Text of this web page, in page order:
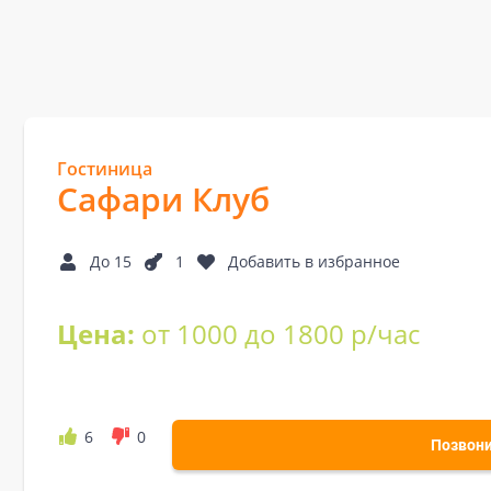
Гостиница
Сафари Клуб
До 15 1 Добавить в избранное
Цена: от 1000 до 1800 р/час
6 0